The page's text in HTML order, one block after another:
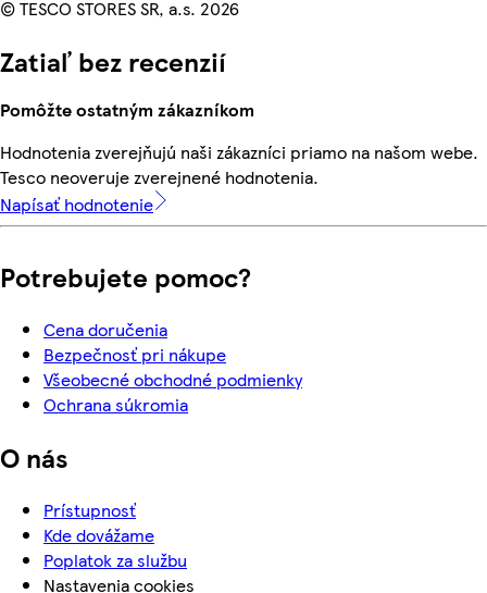
© TESCO STORES SR, a.s. 2026
Zatiaľ bez recenzií
Pomôžte ostatným zákazníkom
Hodnotenia zverejňujú naši zákazníci priamo na našom webe.
Tesco neoveruje zverejnené hodnotenia.
Napísať hodnotenie
Potrebujete pomoc?
Cena doručenia
Bezpečnosť pri nákupe
Všeobecné obchodné podmienky
Ochrana súkromia
O nás
Prístupnosť
Kde dovážame
Poplatok za službu
Nastavenia cookies